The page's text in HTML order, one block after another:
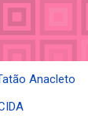
Anacleto